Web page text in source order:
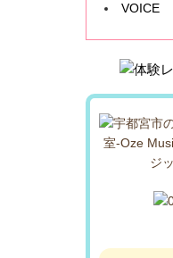
VOICE